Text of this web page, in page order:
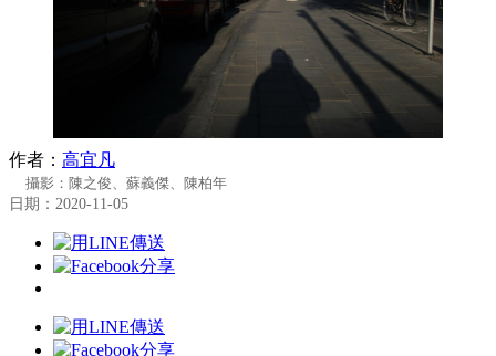
作者： 高宜凡
攝影：陳之俊、蘇義傑、陳柏年
日期：2020-11-05